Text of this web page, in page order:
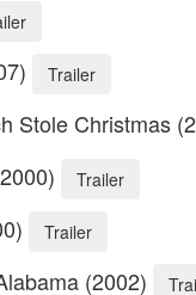
Trailer
Stole Christmas
Trailer
Trailer
(2002)